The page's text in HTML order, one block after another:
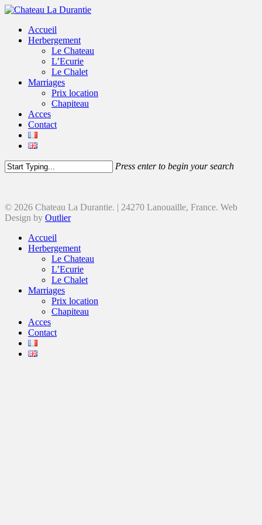
Accueil
Herbergement
Le Chateau
L’Ecurie
Le Chalet
Marriages
Prix location
Chapiteau
Acces
Contact
Press enter to begin your search
© 2026 Chateau La Durantie. | 24270 Lanouaille, France. Web
Design by Outlier
Accueil
Herbergement
Le Chateau
L’Ecurie
Le Chalet
Marriages
Prix location
Chapiteau
Acces
Contact